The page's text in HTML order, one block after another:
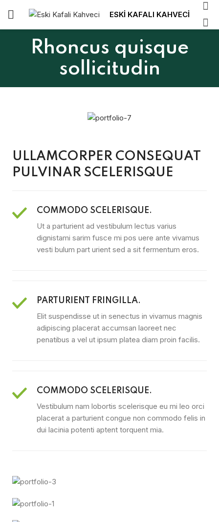
ESKİ KAFALI KAHVECİ
Rhoncus quisque
sollicitudin
ULLAMCORPER CONSEQUAT
PULVINAR SCELERISQUE
COMMODO SCELERISQUE.
Ut a parturient ad vestibulum lectus varius
dignistami sarim fusce mi pos uere ante vivamus
vesti bulum part urient sed a sit fermentum eros.
PARTURIENT FRINGILLA.
Elit suspendisse ut in senectus in vivamus magnis
adipiscing placerat accumsan laoreet nec
penatibus a vel ut ipsum platea diam proin facilis.
COMMODO SCELERISQUE.
Vestibulum nam lobortis scelerisque eu mi leo orci
placerat a parturient congue non commodo felis in
dui lacinia potenti aptent torquent mia.